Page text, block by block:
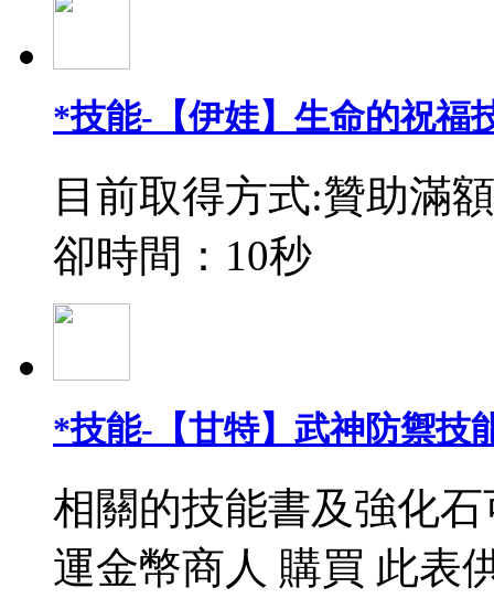
*技能-【伊娃】生命的祝福
目前取得方式:贊助滿
卻時間：10秒
*技能-【甘特】武神防禦技
相關的技能書及強化
運金幣商人 購買 此表